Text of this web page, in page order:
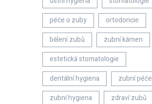
péče o zuby
ortodoncie
bělení zubů
zubní kámen
estetická stomatologie
dentální hygiena
zubní péče
zubní hygiena
zdraví zubů